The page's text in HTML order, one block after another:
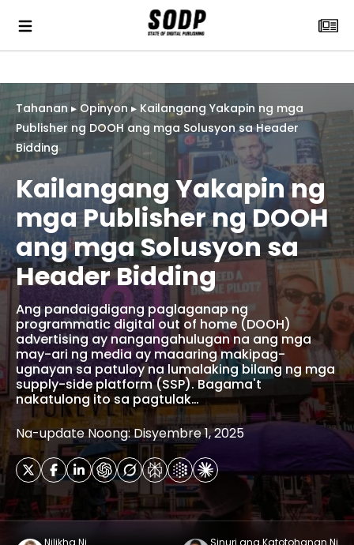
Tahanan ▸ Opinyon▸ Kailangang Yakapin ng mga
Publisher ng DOOH ang mga Solusyon sa Header
Bidding
Kailangang Yakapin ng
mga Publisher ng DOOH
ang mga Solusyon sa
Header Bidding
Ang pandaigdigang paglaganap ng
programmatic digital out of home (DOOH)
advertising ay nangangahulugan na ang mga
may-ari ng media ay maaaring makipag-
ugnayan sa patuloy na lumalaking bilang ng mga
supply-side platform (SSP). Bagama't
nakatulong ito sa pagtulak…
Na-update Noong: Disyembre 1, 2025
Nilikha Ni Sinuri ang Katotohanan Ni